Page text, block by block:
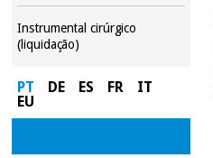
Instrumental cirúrgico
(liquidação)
PT DE ES FR
IT
EU